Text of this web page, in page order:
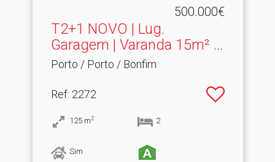
500.000€
T2+1 NOVO | Lug.​
Garagem | Varanda 15m² |
Bon...
Porto / Porto / Bonfim
Ref: 2272
125 m2 2
Sim